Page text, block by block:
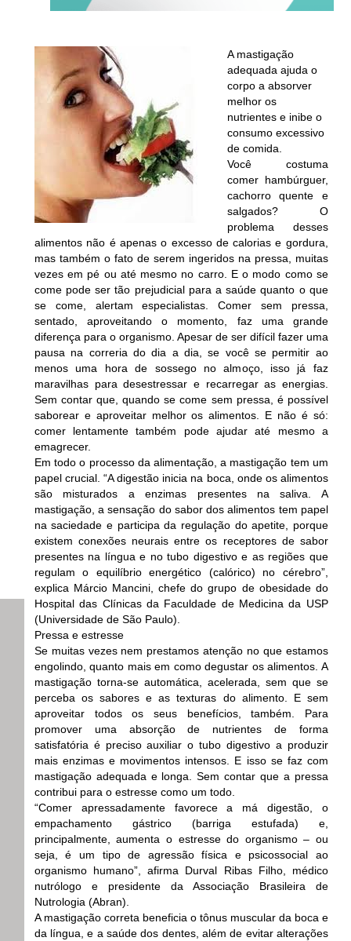
A mastigação
adequada ajuda o
corpo a absorver
melhor os
nutrientes e inibe o
consumo excessivo
de comida.
Você costuma
comer hambúrguer,
cachorro quente e
salgados? O
problema desses
alimentos não é apenas o excesso de calorias e gordura,
mas também o fato de serem ingeridos na pressa, muitas
vezes em pé ou até mesmo no carro. E o modo como se
come pode ser tão prejudicial para a saúde quanto o que
se come, alertam especialistas. Comer sem pressa,
sentado, aproveitando o momento, faz uma grande
diferença para o organismo. Apesar de ser difícil fazer uma
pausa na correria do dia a dia, se você se permitir ao
menos uma hora de sossego no almoço, isso já faz
maravilhas para desestressar e recarregar as energias.
Sem contar que, quando se come sem pressa, é possível
saborear e aproveitar melhor os alimentos. E não é só:
comer lentamente também pode ajudar até mesmo a
emagrecer.
Em todo o processo da alimentação, a mastigação tem um
papel crucial. “A digestão inicia na boca, onde os alimentos
são misturados a enzimas presentes na saliva. A
mastigação, a sensação do sabor dos alimentos tem papel
na saciedade e participa da regulação do apetite, porque
existem conexões neurais entre os receptores de sabor
presentes na língua e no tubo digestivo e as regiões que
regulam o equilíbrio energético (calórico) no cérebro”,
explica Márcio Mancini, chefe do grupo de obesidade do
Hospital das Clínicas da Faculdade de Medicina da USP
(Universidade de São Paulo).
Pressa e estresse
Se muitas vezes nem prestamos atenção no que estamos
engolindo, quanto mais em como degustar os alimentos. A
mastigação torna-se automática, acelerada, sem que se
perceba os sabores e as texturas do alimento. E sem
aproveitar todos os seus benefícios, também. Para
promover uma absorção de nutrientes de forma
satisfatória é preciso auxiliar o tubo digestivo a produzir
mais enzimas e movimentos intensos. E isso se faz com
mastigação adequada e longa. Sem contar que a pressa
contribui para o estresse como um todo.
“Comer apressadamente favorece a má digestão, o
empachamento gástrico (barriga estufada) e,
principalmente, aumenta o estresse do organismo – ou
seja, é um tipo de agressão física e psicossocial ao
organismo humano”, afirma Durval Ribas Filho, médico
nutrólogo e presidente da Associação Brasileira de
Nutrologia (Abran).
A mastigação correta beneficia o tônus muscular da boca e
da língua, e a saúde dos dentes, além de evitar alterações